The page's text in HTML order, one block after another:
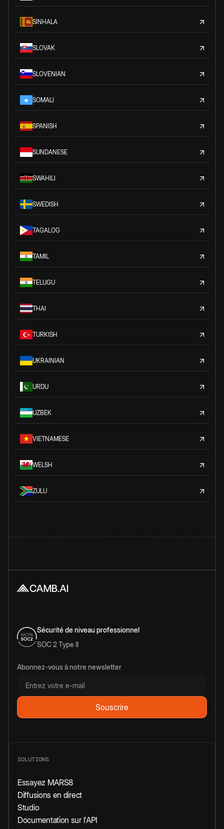
SINHALA
SLOVAK
SLOVENIAN
SOMALI
SPANISH
SUNDANESE
SWAHILI
SWEDISH
TAGALOG
TAMIL
TELUGU
THAI
TURKISH
UKRAINIAN
URDU
UZBEK
VIETNAMESE
WELSH
ZULU
Sécurité de niveau professionnel
SOC 2 Type II
Abonnez-vous à notre newsletter
SOLUTIONS
Essayez MARS8
Diffusions en direct
Studio
Documentation sur l'API